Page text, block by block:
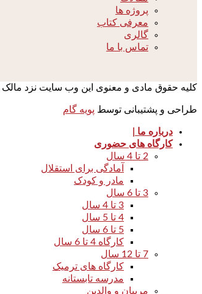
پروژه ها
معرفی کتاب
گالری
تماس با ما
کلیه حقوق مادی و معنوی این وب سایت نزد مالک
طراحی و پشتیبانی توسط پویه گام
درباره ما |
کارگاه های حضوری
2 تا 4 سال
آمادگی برای استقلال
مادر و کودک
3 تا 6 سال
3 تا 4 سال
4 تا 5 سال
5 تا 6 سال
کارگاه 4 تا 6 سال
7 تا 12 سال
کارگاه های ترمیک
مدرسه تابستانه
مربیان و والدین